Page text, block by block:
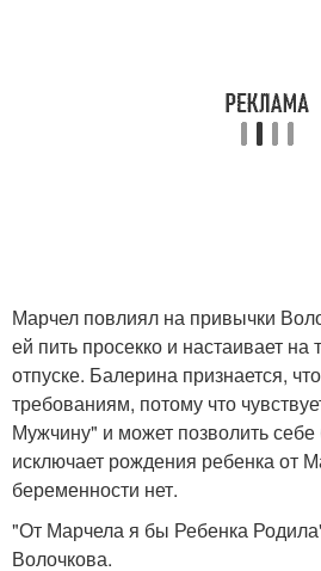
Марчел повлиял на привычки
ей пить просекко и настаивает
отпуске. Балерина признается,
требованиям, потому что
Мужчину" и может позволить
исключает рождения ребенка от
беременности нет.
"От Марчела я бы Ребенка
Волочкова.